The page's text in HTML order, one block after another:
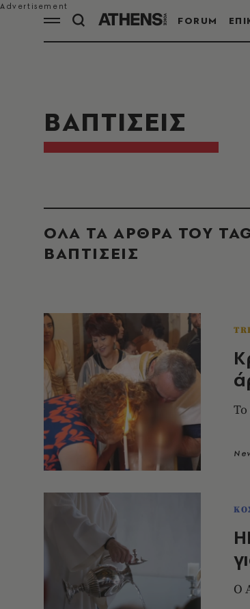
FORUM
ΒΑΠΤΙΣΕΙΣ
ΟΛΑ ΤΑ ΑΡΘΡΑ ΤΟΥ
ΒΑΠΤΙΣΕΙΣ
To
Ο